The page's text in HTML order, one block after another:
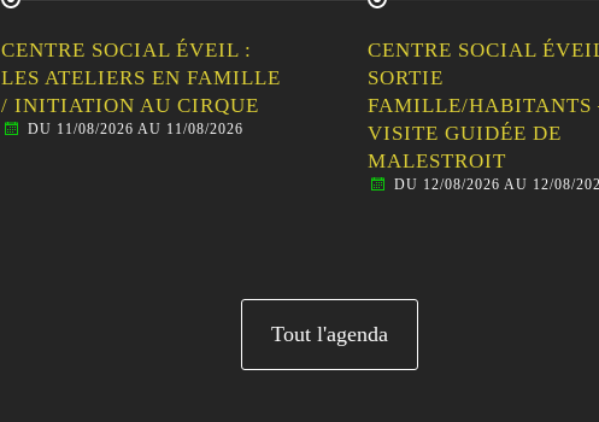
CENTRE SOCIAL ÉVEIL :
SORTIE
FAMILLE/HABITANTS –
VISITE GUIDÉE DE
VIDE-GRENIER DU
DE L’AMITIÉ
DU 23/08/2026 AU 23/08/
Tout l'agenda